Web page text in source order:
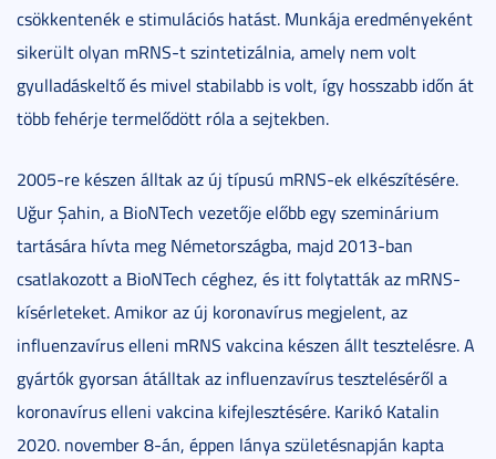
csökkentenék e stimulációs hatást. Munkája eredményeként
sikerült olyan mRNS-t szintetizálnia, amely nem volt
gyulladáskeltő és mivel stabilabb is volt, így hosszabb időn át
több fehérje termelődött róla a sejtekben.
2005-re készen álltak az új típusú mRNS-ek elkészítésére.
Uğur Şahin, a BioNTech vezetője előbb egy szeminárium
tartására hívta meg Németországba, majd 2013-ban
csatlakozott a BioNTech céghez, és itt folytatták az mRNS-
kísérleteket. Amikor az új koronavírus megjelent, az
influenzavírus elleni mRNS vakcina készen állt tesztelésre. A
gyártók gyorsan átálltak az influenzavírus teszteléséről a
koronavírus elleni vakcina kifejlesztésére. Karikó Katalin
2020. november 8-án, éppen lánya születésnapján kapta